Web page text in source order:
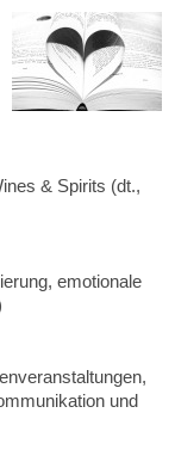
& Spirits (dt.,
emotionale
und